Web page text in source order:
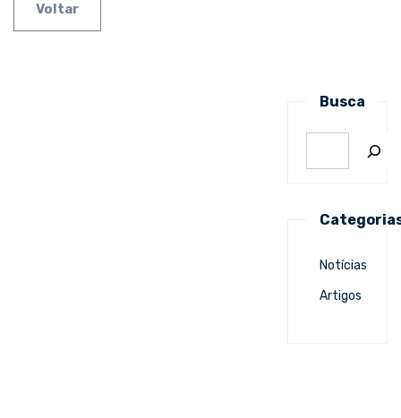
Voltar
Busca
Notícias
Artigos